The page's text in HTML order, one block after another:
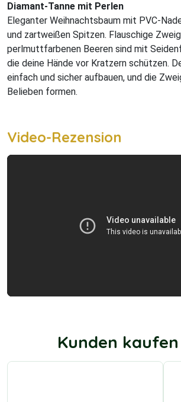
Diamant-Tanne mit Perlen
Eleganter Weihnachtsbaum mit PVC-
und zartweißen Spitzen. Flauschige
perlmuttfarbenen Beeren sind mit
die deine Hände vor Kratzern schützen.
einfach und sicher aufbauen, und die
Belieben formen.
Video-Rezension
Kunden